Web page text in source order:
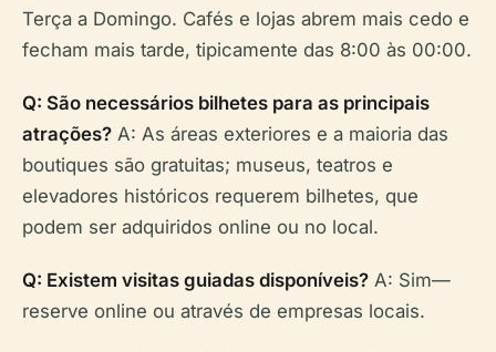
Terça a Domingo. Cafés e lojas abrem mais cedo e
fecham mais tarde, tipicamente das 8:00 às 00:00.
Q: São necessários bilhetes para as principais
atrações? A: As áreas exteriores e a maioria das
boutiques são gratuitas; museus, teatros e
elevadores históricos requerem bilhetes, que
podem ser adquiridos online ou no local.
Q: Existem visitas guiadas disponíveis? A: Sim—
reserve online ou através de empresas locais.